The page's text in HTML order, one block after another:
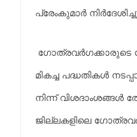
പ്രേംകുമാര്‍
ഗോത്രവര്‍ഗക്കാരുടെ
മികച്ച പദ്ധതികള്‍
നിന്ന് വിശദാംശങ്ങള്‍
ജില്ലകളിലെ